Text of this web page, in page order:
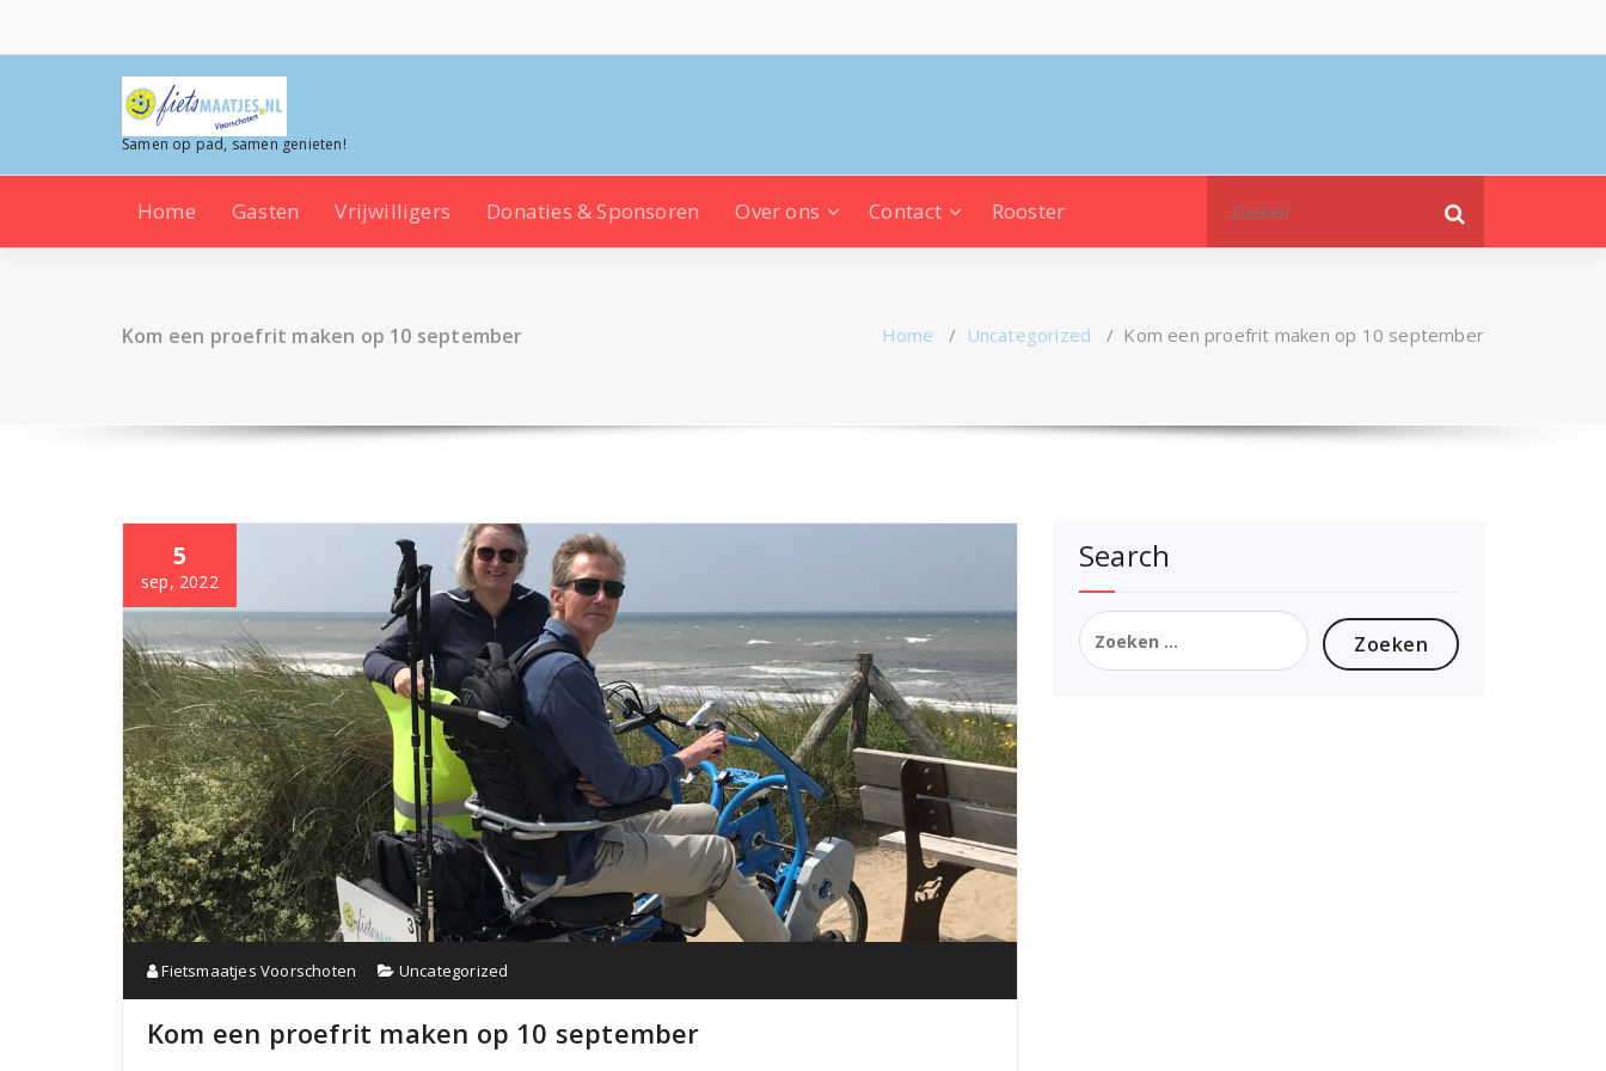
de
Samen op pad, samen genieten!
Home Gasten Vrijwilligers Donaties & Sponsoren Over ons Contact Rooster
naar:
Kom een proefrit maken op 10 september Home / Uncategorized / Kom een proefrit maken op 10 september
5
sep, 2022
Fietsmaatjes Voorschoten Uncategorized
Kom een proefrit maken op 10 september
Search
Zoeken
naar: